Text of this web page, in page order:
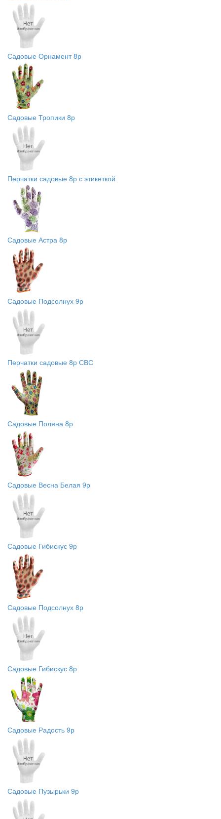
Садовые Орнамент 8р
Садовые Тропики 8р
Перчатки садовые 8р с этикеткой
Садовые Астра 8р
Садовые Подсолнух 9р
Перчатки садовые 8р СВС
Садовые Поляна 8р
Садовые Весна Белая 9р
Садовые Гибискус 9р
Садовые Подсолнух 8р
Садовые Гибискус 8р
Садовые Радость 9р
Садовые Пузырьки 9р